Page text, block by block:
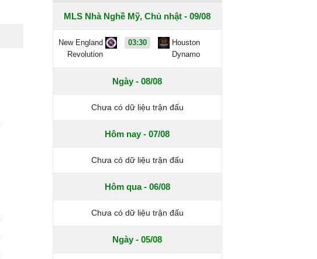
MLS Nhà Nghề Mỹ, Chủ nhật - 09/08
New England
Revolution
03:30
Houston
Dynamo
Ngày - 08/08
Chưa có dữ liệu trận đấu
Hôm nay - 07/08
Chưa có dữ liệu trận đấu
Hôm qua - 06/08
Chưa có dữ liệu trận đấu
Ngày - 05/08